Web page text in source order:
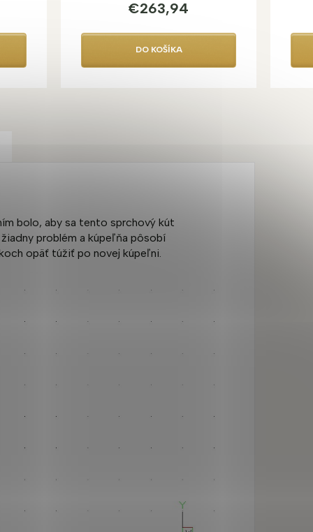
€263,94
DO KOŠÍKA
bolo, aby sa tento sprchový kút
problém a kúpeľňa pôsobí
opäť túžiť po novej kúpeľni.